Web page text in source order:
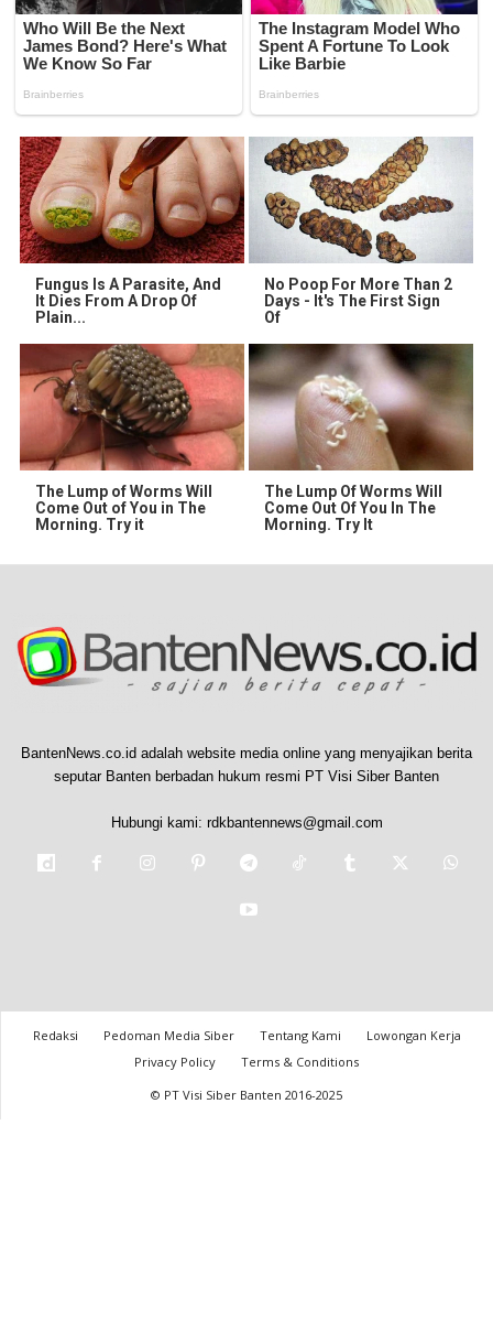
Fungus Is A Parasite, And
It Dies From A Drop Of
Plain...
No Poop For More Than 2
Days - It's The First Sign
Of
The Lump of Worms Will
Come Out of You in The
Morning. Try it
The Lump Of Worms Will
Come Out Of You In The
Morning. Try It
BantenNews.co.id adalah website media online yang menyajikan berita
seputar Banten berbadan hukum resmi PT Visi Siber Banten
Hubungi kami: rdkbantennews@gmail.com
Redaksi Pedoman Media Siber Tentang Kami
Lowongan Kerja
Privacy Policy
Terms & Conditions
© PT Visi Siber Banten 2016-2025